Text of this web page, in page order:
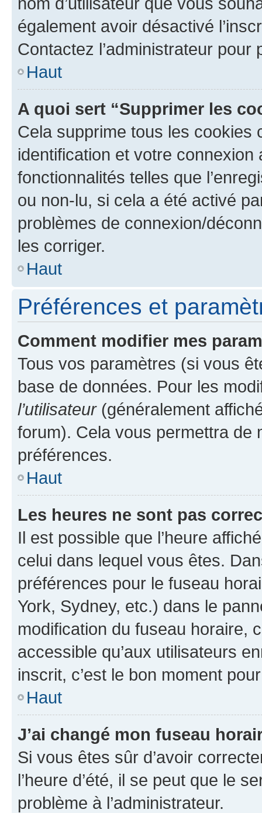
également avoir désactivé
Contactez l’administrateur
Haut
A quoi sert “Supprimer les
Cela supprime tous les cookies
identification et votre
fonctionnalités telles que
ou non-lu, si cela a été activé
problèmes de connexion/
les corriger.
Haut
Préférences et
Comment modifier mes
Tous vos paramètres (si vous
base de données. Pour les
l’utilisateur(généralement
forum). Cela vous permettra de
préférences.
Haut
Les heures ne sont pas
Il est possible que l’heure
celui dans lequel vous êtes.
préférences pour le fuseau
York, Sydney, etc.) dans le
modification du fuseau horaire,
accessible qu’aux utilisateurs
inscrit, c’est le bon moment
Haut
J’ai changé mon fuseau
Si vous êtes sûr d’avoir
l’heure d’été, il se peut que le
problème à l’administrateur.